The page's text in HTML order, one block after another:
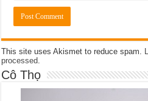
This site uses Akismet to reduce spam.
processed
Cô Thọ